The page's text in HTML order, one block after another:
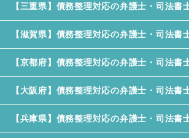
【三重県】債務整理対応の弁護士・司法書
【滋賀県】債務整理対応の弁護士・司法書
【京都府】債務整理対応の弁護士・司法書
【大阪府】債務整理対応の弁護士・司法書
【兵庫県】債務整理対応の弁護士・司法書